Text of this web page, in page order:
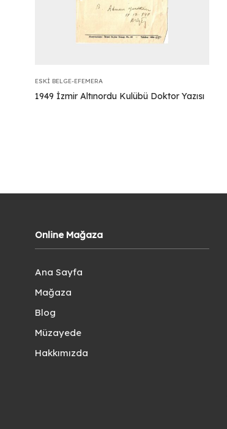
ESKI BELGE-EFEMERA
1949 İzmir Altınordu Kulübü Doktor Yazısı
Online Mağaza
Ana Sayfa
Mağaza
Blog
Müzayede
Hakkımızda